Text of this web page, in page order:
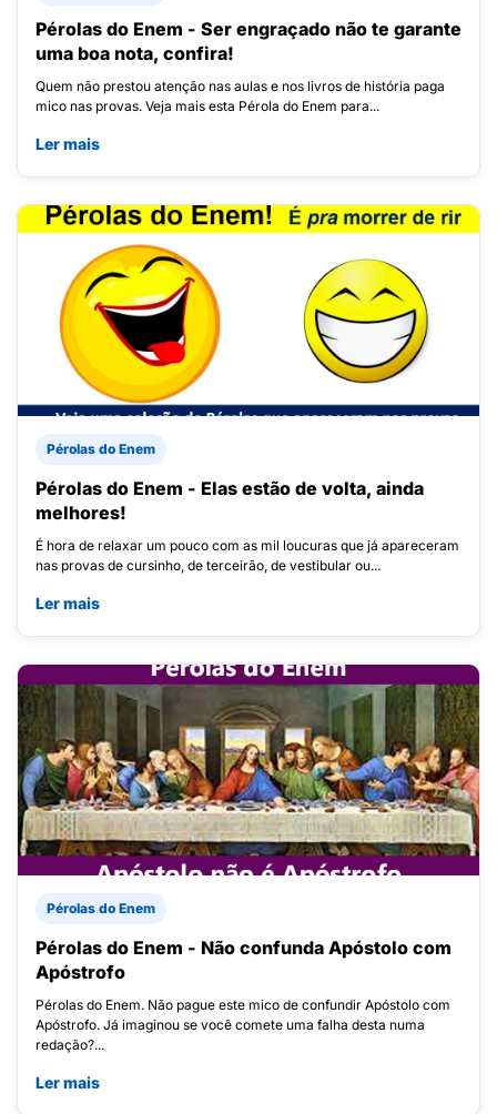
Pérolas do Enem - Ser engraçado não te garante
uma boa nota, confira!
Quem não prestou atenção nas aulas e nos livros de história paga
mico nas provas. Veja mais esta Pérola do Enem para...
Ler mais
Pérolas do Enem
Pérolas do Enem - Elas estão de volta, ainda
melhores!
É hora de relaxar um pouco com as mil loucuras que já apareceram
nas provas de cursinho, de terceirão, de vestibular ou...
Ler mais
Pérolas do Enem
Pérolas do Enem - Não confunda Apóstolo com
Apóstrofo
Pérolas do Enem. Não pague este mico de confundir Apóstolo com
Apóstrofo. Já imaginou se você comete uma falha desta numa
redação?...
Ler mais